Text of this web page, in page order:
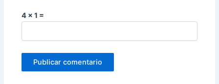
4 × 1 =